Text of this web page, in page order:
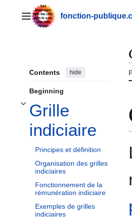
contentMain menufonction-
Contents hide
Beginning
Grille
indiciaire
Toggle Grille indiciaire subsection
Principes et définition
Organisation des grilles
indiciaires
Fonctionnement de la
rémunération indiciaire
Exemples de grilles
indiciaires